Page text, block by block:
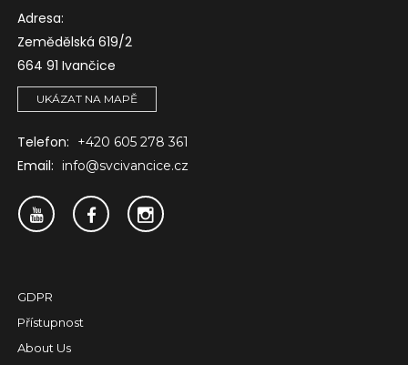
Adresa:
Zemědělská 619/2
664 91 Ivančice
UKÁZAT NA MAPĚ
Telefon: +420 605 278 361
Email: info@svcivancice.cz
GDPR
Přístupnost
About Us